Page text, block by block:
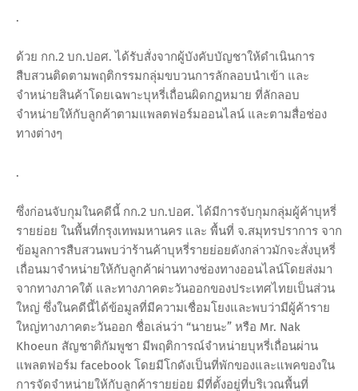
.
ด้วย กก.2 บก.ปอศ. ได้รับสั่งจากผู้บังคับบัญชาให้ดำเนินการ
สืบสวนติดตามพฤติกรรมกลุ่มขบวนการลักลอบนำเข้า และ
จำหน่ายสินค้าโดยเฉพาะบุหรี่เถื่อนผิดกฏหมาย ที่ลักลอบ
จำหน่ายให้กับลูกค้าตามแพลตฟอร์มออนไลน์ และตามสื่อช่อง
ทางต่างๆ
.
ซึ่งก่อนจับกุมในคดีนี้ กก.2 บก.ปอศ. ได้มีการจับกุมกลุ่มผู้ค้าบุหรี่
รายย่อย ในพื้นที่กรุงเทพมหานคร และ พื้นที่ จ.สมุทรปราการ จาก
ข้อมูลการสืบสวนพบว่าร้านค้าบุหรี่รายย่อยดังกล่าวมักจะสั่งบุหรี่
เถื่อนมาจำหน่ายให้กับลูกค้าผ่านทางช่องทางออนไลน์โดยส่งมา
จากทางภาคใต้ และทางภาคตะวันออกของประเทศไทยเป็นส่วน
ใหญ่ ซึ่งในคดีนี้ได้ข้อมูลที่มีความเชื่อมโยงและพบว่ามีผู้ค้าราย
ใหญ่ทางภาคตะวันออก ชื่อเล่นว่า “นายนะ” หรือ Mr. Nak
Khoeun สัญชาติกัมพูชา มีพฤติการณ์จำหน่ายบุหรี่เถื่อนผ่าน
แพลตฟอร์ม facebook โดยมีโกดังเป็นที่พักของและแพคของใน
การจัดจำหน่ายให้กับลูกค้ารายย่อย มีที่ตั้งอยู่ที่บริเวณพื้นที่